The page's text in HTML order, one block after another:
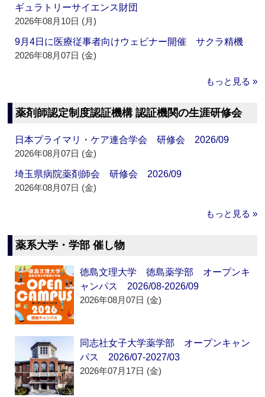
ギュラトリーサイエンス財団
2026年08月10日 (月)
9月4日に医療従事者向けウェビナー開催 サクラ精機
2026年08月07日 (金)
もっと見る »
薬剤師認定制度認証機構 認証機関の生涯研修会
日本プライマリ・ケア連合学会 研修会 2026/09
2026年08月07日 (金)
埼玉県病院薬剤師会 研修会 2026/09
2026年08月07日 (金)
もっと見る »
薬系大学・学部 催し物
徳島文理大学 徳島薬学部 オープンキ
ャンパス 2026/08-2026/09
2026年08月07日 (金)
同志社女子大学薬学部 オープンキャン
パス 2026/07-2027/03
2026年07月17日 (金)